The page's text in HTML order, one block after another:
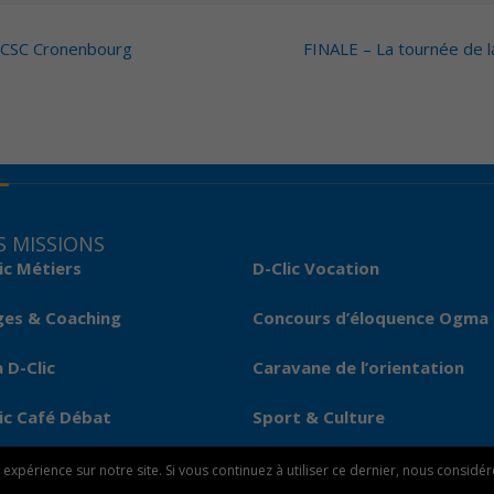
Cronenbourg FINALE – La tournée
MISSIONS
Métiers D-Clic Vocation
& Coaching Concours d’éloquence Ogma
D-Clic Caravane de l’orientation
Café Débat Sport & Culture
sur notre site. Si vous continuez à utiliser ce dernier, nous